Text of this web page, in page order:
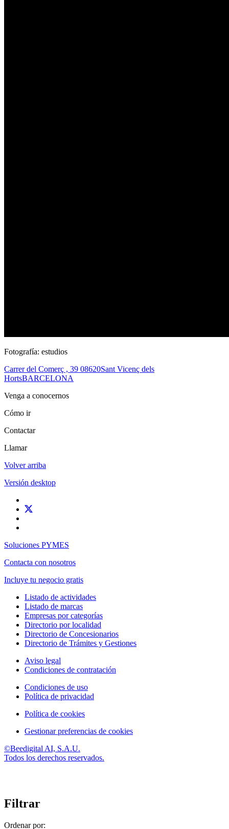
Fotografía: estudios
Carrer del Comerç , 39 08620Sant Vicenç dels
HortsBARCELONA
Venga a conocernos
Cómo ir
Contactar
Llamar
Volver arriba
Versión desktop
Soluciones PYMES
Contacta con nosotros
Incluye tu negocio gratis
Listado de actividades
Listado de marcas
Empresas por categorías
Directorio por localidad
Directorio de Concesionarios
Directorio de Trámites y Gestiones
Aviso legal
Condiciones de contratación
Condiciones de uso
Política de privacidad
Política de cookies
Gestionar preferencias de cookies
©Beedigital AI, S.A.U.
Todos los derechos reservados.
Filtrar
Ordenar por: